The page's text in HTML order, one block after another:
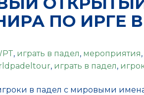
ПО ИРГЕ
, играть в падел, мероприятия,
, играть в падел,
в падел с мировыми